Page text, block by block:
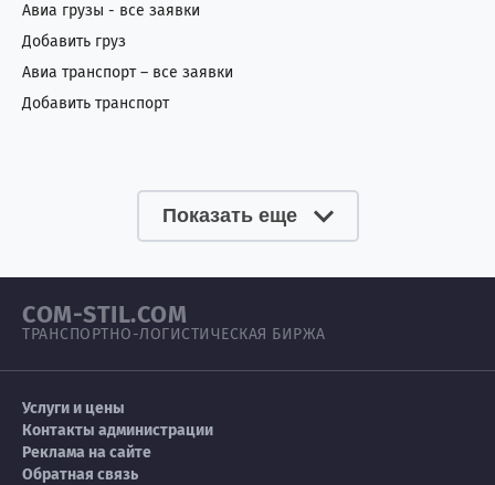
Авиа грузы - все заявки
Добавить груз
Авиа транспорт – все заявки
Добавить транспорт
Показать еще
COM-STIL.COM
ТРАНСПОРТНО-ЛОГИСТИЧЕСКАЯ БИРЖА
Услуги и цены
Контакты администрации
Реклама на сайте
Обратная связь